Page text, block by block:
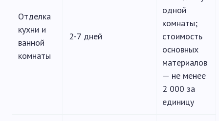
Отделка
кухни и
ванной
комнаты
2-7 дней
одной
комнаты;
стоимость
основных
материалов
— не менее
2 000 за
единицу